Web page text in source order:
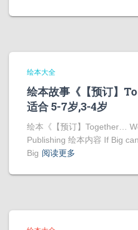
绘本大全
绘本故事《【预订】
适合 5-7岁,3-4岁
绘本《【预订】Together…
Publishing 绘本内容 If Big
Big 阅读更多